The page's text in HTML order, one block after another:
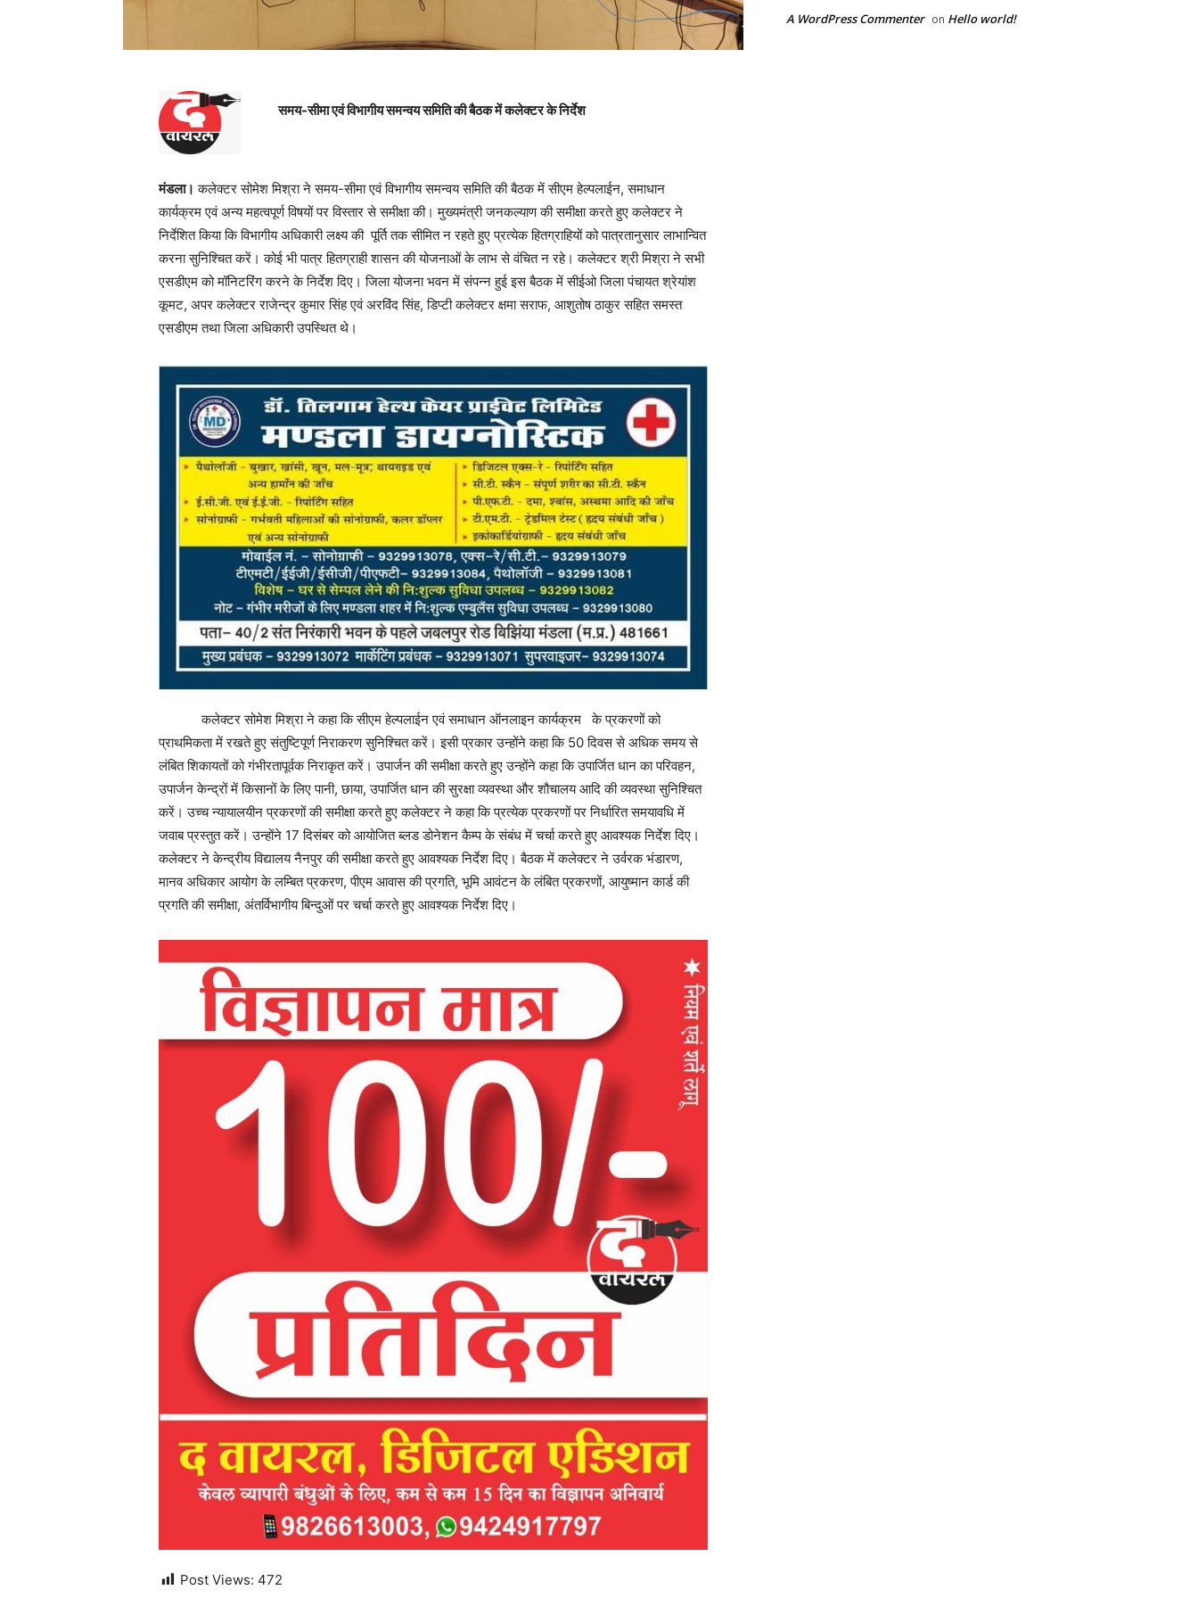
समय-सीमा एवं विभागीय समन्वय समिति की बैठक में कलेक्टर के निर्देश
मंडला। कलेक्टर सोमेश मिश्रा ने समय-सीमा एवं विभागीय समन्वय समिति की बैठक में सीएम हेल्पलाईन, समाधान
कार्यक्रम एवं अन्य महत्वपूर्ण विषयों पर विस्तार से समीक्षा की। मुख्यमंत्री जनकल्याण की समीक्षा करते हुए कलेक्टर ने
निर्देशित किया कि विभागीय अधिकारी लक्ष्य की पूर्ति तक सीमित न रहते हुए प्रत्येक हितग्राहियों को पात्रतानुसार लाभान्वित
करना सुनिश्चित करें। कोई भी पात्र हितग्राही शासन की योजनाओं के लाभ से वंचित न रहे। कलेक्टर श्री मिश्रा ने सभी
एसडीएम को मॉनिटरिंग करने के निर्देश दिए। जिला योजना भवन में संपन्न हुई इस बैठक में सीईओ जिला पंचायत श्रेयांश
कूमट, अपर कलेक्टर राजेन्द्र कुमार सिंह एवं अरविंद सिंह, डिप्टी कलेक्टर क्षमा सराफ, आशुतोष ठाकुर सहित समस्त
एसडीएम तथा जिला अधिकारी उपस्थित थे।
कलेक्टर सोमेश मिश्रा ने कहा कि सीएम हेल्पलाईन एवं समाधान ऑनलाइन कार्यक्रम के प्रकरणों को
प्राथमिकता में रखते हुए संतुष्टिपूर्ण निराकरण सुनिश्चित करें। इसी प्रकार उन्होंने कहा कि 50 दिवस से अधिक समय से
लंबित शिकायतों को गंभीरतापूर्वक निराकृत करें। उपार्जन की समीक्षा करते हुए उन्होंने कहा कि उपार्जित धान का परिवहन,
उपार्जन केन्द्रों में किसानों के लिए पानी, छाया, उपार्जित धान की सुरक्षा व्यवस्था और शौचालय आदि की व्यवस्था सुनिश्चित
करें। उच्च न्यायालयीन प्रकरणों की समीक्षा करते हुए कलेक्टर ने कहा कि प्रत्येक प्रकरणों पर निर्धारित समयावधि में
जवाब प्रस्तुत करें। उन्होंने 17 दिसंबर को आयोजित ब्लड डोनेशन कैम्प के संबंध में चर्चा करते हुए आवश्यक निर्देश दिए।
कलेक्टर ने केन्द्रीय विद्यालय नैनपुर की समीक्षा करते हुए आवश्यक निर्देश दिए। बैठक में कलेक्टर ने उर्वरक भंडारण,
मानव अधिकार आयोग के लम्बित प्रकरण, पीएम आवास की प्रगति, भूमि आवंटन के लंबित प्रकरणों, आयुष्मान कार्ड की
प्रगति की समीक्षा, अंतर्विभागीय बिन्दुओं पर चर्चा करते हुए आवश्यक निर्देश दिए।
Post Views: 472
A WordPress Commenter on Hello world!